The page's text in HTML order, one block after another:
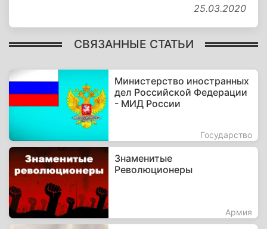
25.03.2020
СВЯЗАННЫЕ СТАТЬИ
Министерство иностранных
дел Российской Федерации
- МИД России
Государство
Знаменитые
Революционеры
Армия